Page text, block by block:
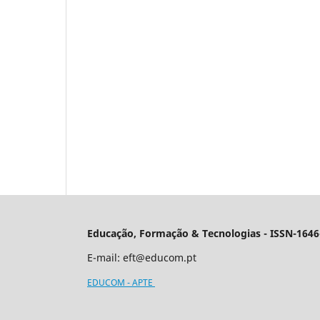
Educação, Formação & Tecnologias - ISSN-
E-mail: eft@educom.pt
EDUCOM - APTE